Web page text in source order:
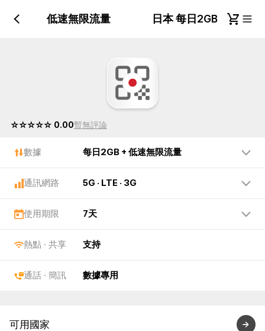
2GB + 低速無限流量 日本 每日2GB + 低速
☆☆☆☆☆ 0.00暫無評論
數據 每日2GB + 低速無限流量
通訊網路 5G · LTE · 3G
使用期限 7天
熱點 · 共享 支持
通話 · 簡訊 數據專用
可用國家